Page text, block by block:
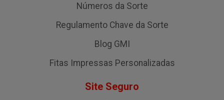
Números da Sorte
Regulamento Chave da Sorte
Blog GMI
Fitas Impressas Personalizadas
Site Seguro